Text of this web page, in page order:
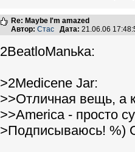
Re: Maybe I'm amazed
Автор: Стас Дата: 21.06.06
2BeatloManьka:
>2Medicene Jar:
>>Отличная вещь, а
>>America - просто
>Подписываюсь! %)